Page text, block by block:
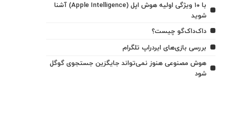
با ۱۰ ویژگی اولیه هوش اپل (Apple Intelligence) آشنا
شوید
داک‌داک‌گو چیست؟
بررسی بازی‌های ایردراپ تلگرام
هوش مصنوعی هنوز نمی‌تواند جایگزین جستجوی گوگل
شود